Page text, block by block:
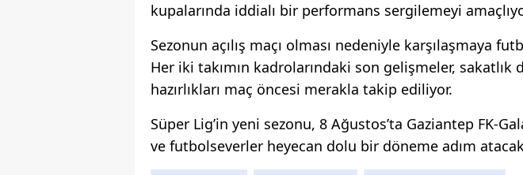
kupalarında iddialı bir performans sergilemeyi
Sezonun açılış maçı olması nedeniyle karşılaşmaya
Her iki takımın kadrolarındaki son gelişmeler, sakatlık
hazırlıkları maç öncesi merakla takip ediliyor.
Süper Lig’in yeni sezonu, 8 Ağustos’ta Gaziantep FK-
ve futbolseverler heyecan dolu bir döneme adım